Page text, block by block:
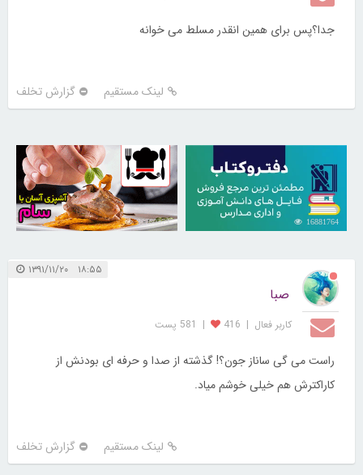
جدا؟پس برای همین انقدر مسلط می خوانه
لینک مستقیم گزارش تخلف
16881764
30260379
۱۸:۵۵ ۱۳۹۱/۱۱/۲۰
صبا
کاربر فعال |
416
| 581 پست
راست می گی ساناز جون؟! گذشته از صدا و حرفه ای بودنش از
کاراکترش هم خیلی خوشم میاد.
لینک مستقیم گزارش تخلف